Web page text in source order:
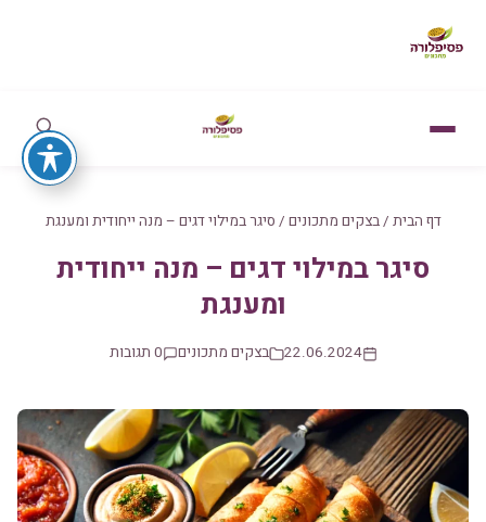
דף הבית /בצקים מתכונים / סיגר במילוי דגים – מנה ייחודית ומענגת
סיגר במילוי דגים – מנה ייחודית
ומענגת
22.06.2024 בצקים מתכונים 0 תגובות